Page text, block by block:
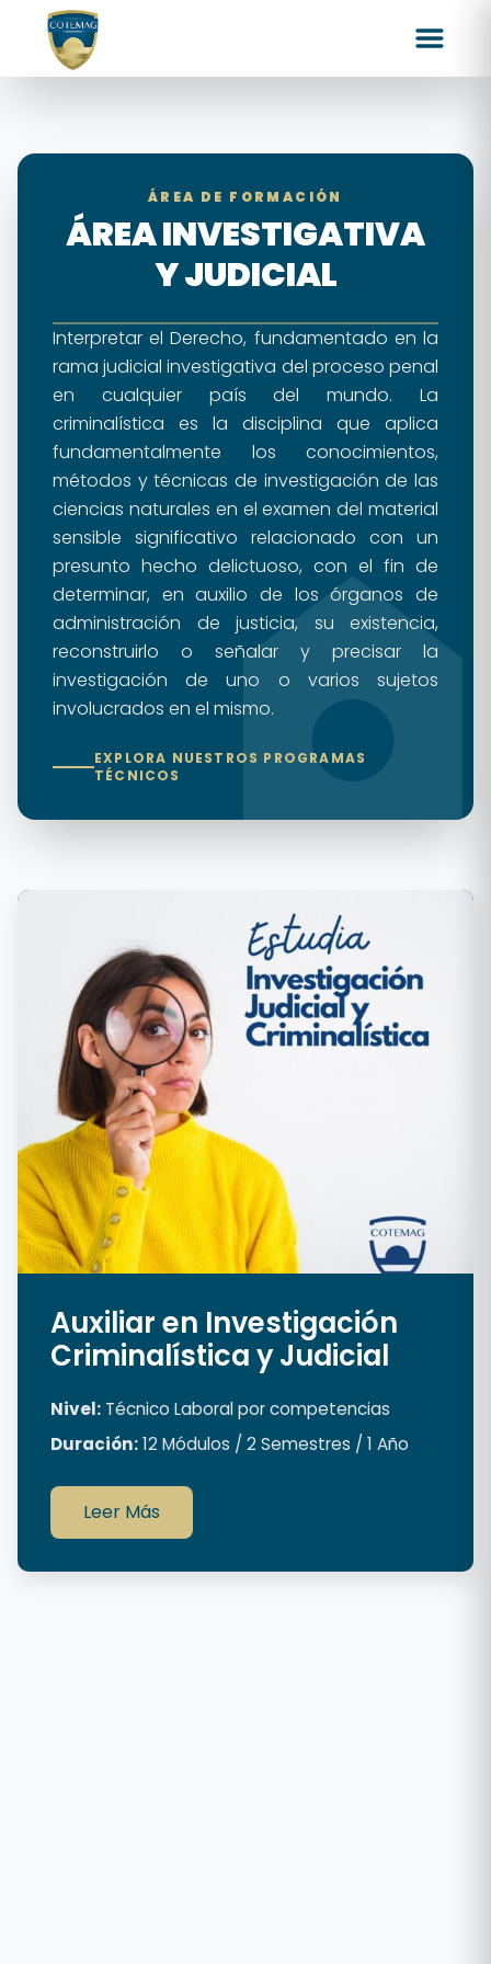
ÁREA DE FORMACIÓN
ÁREA INVESTIGATIVA
Y JUDICIAL
Interpretar el Derecho, fundamentado en la
rama judicial investigativa del proceso penal
en cualquier país del mundo. La
criminalística es la disciplina que aplica
fundamentalmente los conocimientos,
métodos y técnicas de investigación de las
ciencias naturales en el examen del material
sensible significativo relacionado con un
presunto hecho delictuoso, con el fin de
determinar, en auxilio de los órganos de
administración de justicia, su existencia,
reconstruirlo o señalar y precisar la
investigación de uno o varios sujetos
involucrados en el mismo.
EXPLORA NUESTROS PROGRAMAS
TÉCNICOS
Auxiliar en Investigación
Criminalística y Judicial
Nivel: Técnico Laboral por competencias
Duración:12 Módulos / 2 Semestres / 1 Año
Leer Más